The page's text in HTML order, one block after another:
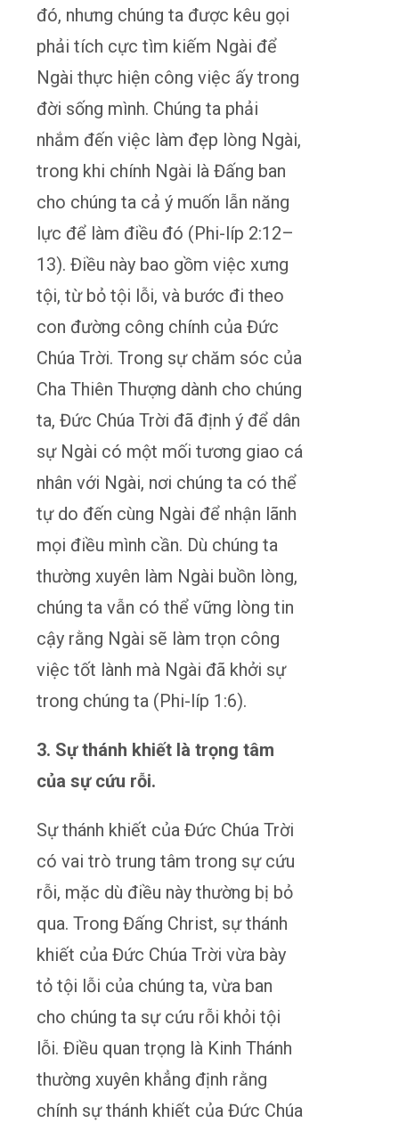
đó, nhưng chúng ta được kêu gọi
phải tích cực tìm kiếm Ngài để
Ngài thực hiện công việc ấy trong
đời sống mình. Chúng ta phải
nhắm đến việc làm đẹp lòng Ngài,
trong khi chính Ngài là Đấng ban
cho chúng ta cả ý muốn lẫn năng
lực để làm điều đó (Phi-líp 2:12–
13). Điều này bao gồm việc xưng
tội, từ bỏ tội lỗi, và bước đi theo
con đường công chính của Đức
Chúa Trời. Trong sự chăm sóc của
Cha Thiên Thượng dành cho chúng
ta, Đức Chúa Trời đã định ý để dân
sự Ngài có một mối tương giao cá
nhân với Ngài, nơi chúng ta có thể
tự do đến cùng Ngài để nhận lãnh
mọi điều mình cần. Dù chúng ta
thường xuyên làm Ngài buồn lòng,
chúng ta vẫn có thể vững lòng tin
cậy rằng Ngài sẽ làm trọn công
việc tốt lành mà Ngài đã khởi sự
trong chúng ta (Phi-líp 1:6).
3. Sự thánh khiết là trọng tâm
của sự cứu rỗi.
Sự thánh khiết của Đức Chúa Trời
có vai trò trung tâm trong sự cứu
rỗi, mặc dù điều này thường bị bỏ
qua. Trong Đấng Christ, sự thánh
khiết của Đức Chúa Trời vừa bày
tỏ tội lỗi của chúng ta, vừa ban
cho chúng ta sự cứu rỗi khỏi tội
lỗi. Điều quan trọng là Kinh Thánh
thường xuyên khẳng định rằng
chính sự thánh khiết của Đức Chúa